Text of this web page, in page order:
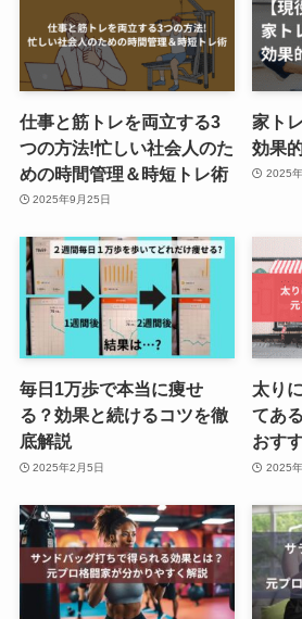
仕事と筋トレを両立する3
つの方法!忙しい社会人のた
めの時間管理＆時短トレ術
2025年9月25日
家ト
効果
2025
毎日1万歩で本当に痩せ
る？効果と続けるコツを徹
底解説
2025年2月5日
太り
てあ
おす
2025